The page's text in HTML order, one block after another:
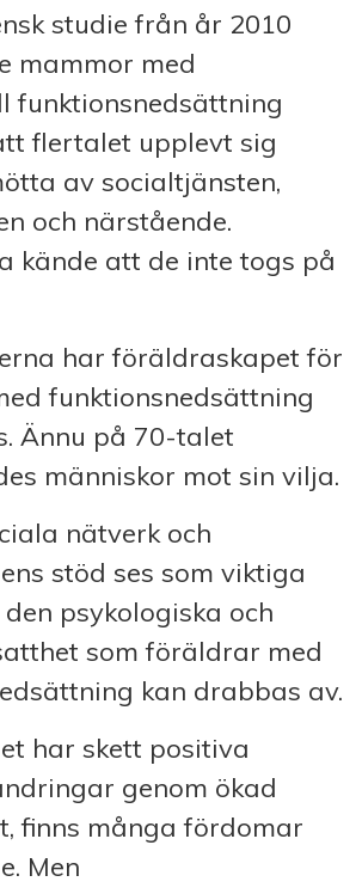
studie från år 2010
mammor med
funktionsnedsättning
flertalet upplevt sig
av socialtjänsten,
och närstående.
kände att de inte togs på
har föräldraskapet för
funktionsnedsättning
Ännu på 70-talet
människor mot sin vilja.
nätverk och
stöd ses som viktiga
psykologiska och
som föräldrar med
kan drabbas av.
har skett positiva
genom ökad
finns många fördomar
Men